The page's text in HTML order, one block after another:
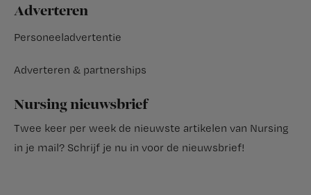
Adverteren
Personeeladvertentie
Adverteren & partnerships
Nursing nieuwsbrief
Twee keer per week de nieuwste artikelen van Nursing
in je mail? Schrijf je nu in voor de nieuwsbrief!